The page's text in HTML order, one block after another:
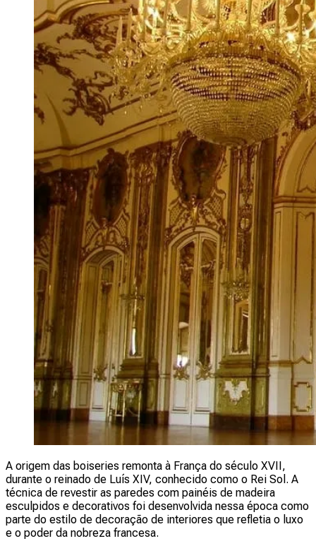
A origem das boiseries remonta à França do século XVII,
durante o reinado de Luís XIV, conhecido como o Rei Sol. A
técnica de revestir as paredes com painéis de madeira
esculpidos e decorativos foi desenvolvida nessa época como
parte do estilo de decoração de interiores que refletia o luxo
e o poder da nobreza francesa.